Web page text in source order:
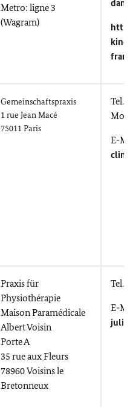
Metro: ligne 3
(Wagram)
frank
Gemeinschaftspraxis
1rue Jean Macé
75011 Paris
Tel.:
E-
Praxis für
Physiothérapie
Maison Paramédicale
Albert Voisin
Porte A
35 rue aux Fleurs
78960Voisins le
Bretonneux
Tel.:
E-